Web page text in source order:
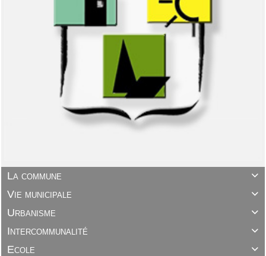

La commune

Vie municipale

Urbanisme

Intercommunalité

Ecole